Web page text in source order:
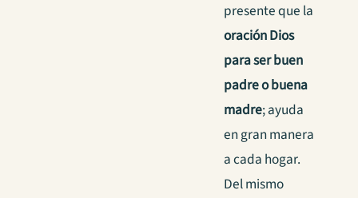
presente que la
oración Dios
para ser buen
padre o buena
madre; ayuda
en gran manera
a cada hogar.
Del mismo